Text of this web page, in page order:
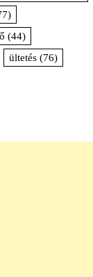
(44)
ültetés (76)